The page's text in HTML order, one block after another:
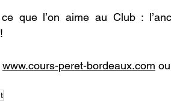
que l’on aime au Club :
www.cours-peret-bordeaux.com ou